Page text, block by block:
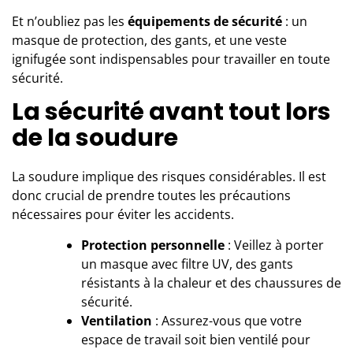
Et n’oubliez pas les équipements de sécurité : un
masque de protection, des gants, et une veste
ignifugée sont indispensables pour travailler en toute
sécurité.
La sécurité avant tout lors
de la soudure
La soudure implique des risques considérables. Il est
donc crucial de prendre toutes les précautions
nécessaires pour éviter les accidents.
Protection personnelle : Veillez à porter
un masque avec filtre UV, des gants
résistants à la chaleur et des chaussures de
sécurité.
Ventilation : Assurez-vous que votre
espace de travail soit bien ventilé pour